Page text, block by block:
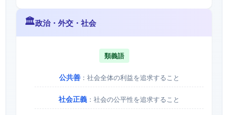
🏛️政治・外交・社会
類義語
公共善：社会全体の利益を追求すること
社会正義 ：社会の公平性を追求すること